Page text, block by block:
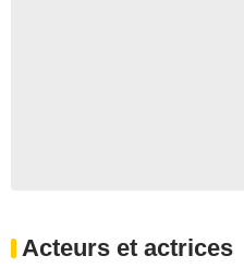
Acteurs et actrices